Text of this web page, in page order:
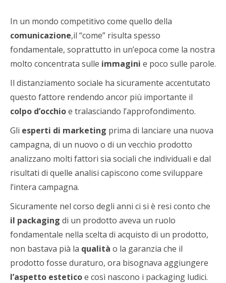
In un mondo competitivo come quello della
comunicazione,il “come” risulta spesso
fondamentale, soprattutto in un’epoca come la nostra
molto concentrata sulle immagini e poco sulle parole.
Il distanziamento sociale ha sicuramente accentutato
questo fattore rendendo ancor più importante il
colpo d’occhioe tralasciando l’approfondimento.
Gli esperti di marketing prima di lanciare una nuova
campagna, di un nuovo o di un vecchio prodotto
analizzano molti fattori sia sociali che individuali e dal
risultati di quelle analisi capiscono come sviluppare
l’intera campagna.
Sicuramente nel corso degli anni ci si è resi conto che
il packaging di un prodotto aveva un ruolo
fondamentale nella scelta di acquisto di un prodotto,
non bastava pià la qualità o la garanzia che il
prodotto fosse duraturo, ora bisognava aggiungere
l’aspetto esteticoe così nascono i packaging ludici.